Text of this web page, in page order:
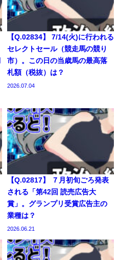
【Q.02834】 7/14(火)に行われる
セレクトセール（競走馬の競り
市）。この日の当歳馬の最高落
札額（税抜）は？
2026.07.04
【Q.02817】 ７月初旬ごろ発表
される「第42回 読売広告大
賞」。グランプリ受賞広告主の
業種は？
2026.06.21